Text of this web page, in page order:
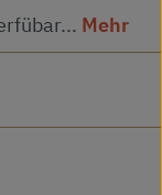
Mehr